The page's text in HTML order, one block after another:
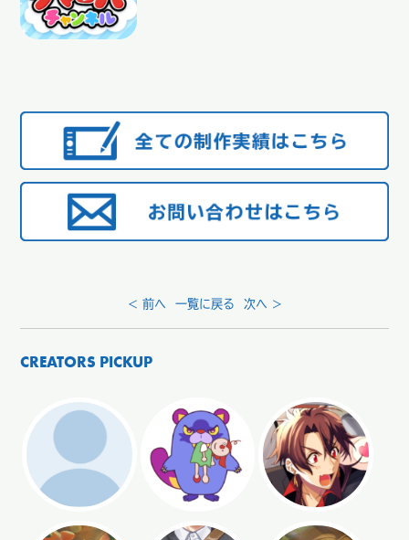
< 前へ 一覧に戻る 次へ >
CREATORS PICKUP